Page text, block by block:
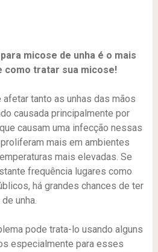
micose de unha é o mais
como tratar sua micose!
tanto as unhas das mãos
causada principalmente por
causam uma infecção nessas
mais em ambientes
mais elevadas. Se
frequência lugares como
há grandes chances de ter
unha.
pode trata-lo usando alguns
especialmente para esses